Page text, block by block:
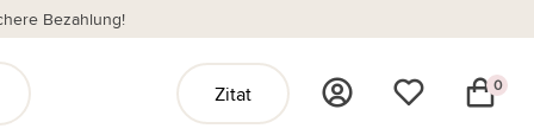
Bezahlung!
Zitat 0